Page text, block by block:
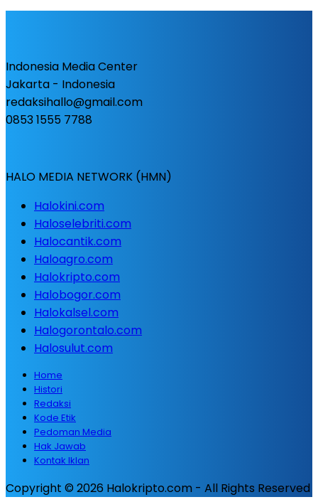
Indonesia Media Center
Jakarta - Indonesia
redaksihallo@gmail.com
0853 1555 7788
HALO MEDIA NETWORK (HMN)
Halokini.com
Haloselebriti.com
Halocantik.com
Haloagro.com
Halokripto.com
Halobogor.com
Halokalsel.com
Halogorontalo.com
Halosulut.com
Home
Histori
Redaksi
Kode Etik
Pedoman Media
Hak Jawab
Kontak Iklan
Copyright © 2026 Halokripto.com - All Rights Reserved